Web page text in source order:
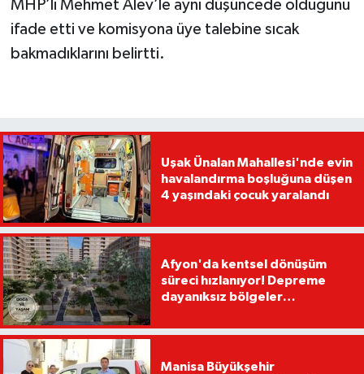
MHP’li Mehmet Alev’le aynı düşüncede olduğunu
ifade etti ve komisyona üye talebine sıcak
bakmadıklarını belirtti.
Uşak Ünalan Mahallesi'nde evin
havalandırma boşluğuna düşen
4 yaşındaki çocuk yaralandı
Afyon'da kentsel dönüşüm
süreci hızlanıyor! Depreme
dayanıksız bölgeler
Manisa Büyükşehir